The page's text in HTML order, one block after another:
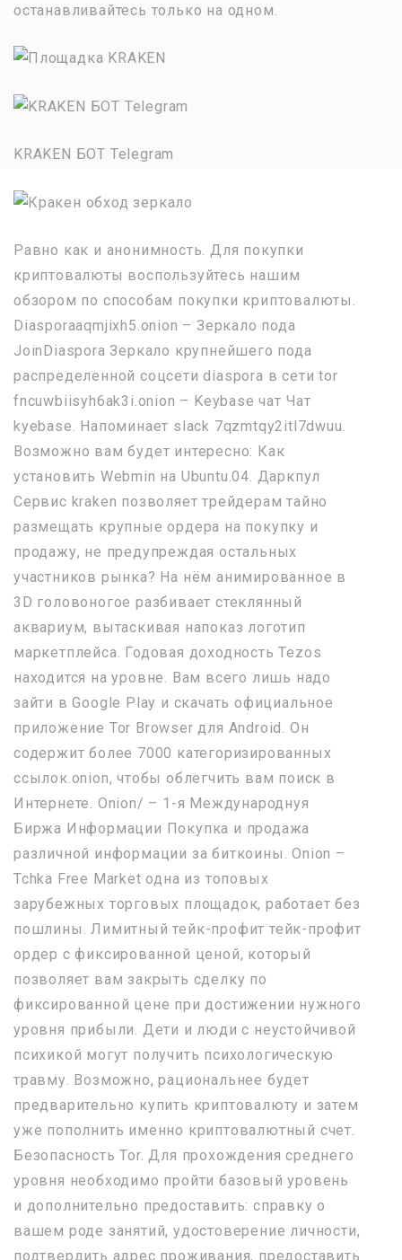
останавливайтесь только на одном.
KRAKEN БОТ Telegram
Равно как и анонимность. Для покупки
криптовалюты воспользуйтесь нашим
обзором по способам покупки криптовалюты.
Diasporaaqmjixh5.onion – Зеркало пода
JoinDiaspora Зеркало крупнейшего пода
распределенной соцсети diaspora в сети tor
fncuwbiisyh6ak3i.onion – Keybase чат Чат
kyebase. Напоминает slack 7qzmtqy2itl7dwuu.
Возможно вам будет интересно: Как
установить Webmin на Ubuntu.04. Даркпул
Сервис kraken позволяет трейдерам тайно
размещать крупные ордера на покупку и
продажу, не предупреждая остальных
участников рынка? На нём анимированное в
3D головоногое разбивает стеклянный
аквариум, вытаскивая напоказ логотип
маркетплейса. Годовая доходность Tezos
находится на уровне. Вам всего лишь надо
зайти в Google Play и скачать официальное
приложение Tor Browser для Android. Он
содержит более 7000 категоризированных
ссылок.onion, чтобы облегчить вам поиск в
Интернете. Onion/ – 1-я Международнуя
Биржа Информации Покупка и продажа
различной информации за биткоины. Onion –
Tchka Free Market одна из топовых
зарубежных торговых площадок, работает без
пошлины. Лимитный тейк-профит тейк-профит
ордер с фиксированной ценой, который
позволяет вам закрыть сделку по
фиксированной цене при достижении нужного
уровня прибыли. Дети и люди с неустойчивой
психикой могут получить психологическую
травму. Возможно, рациональнее будет
предварительно купить криптовалюту и затем
уже пополнить именно криптовалютный счет.
Безопасность Tor. Для прохождения среднего
уровня необходимо пройти базовый уровень
и дополнительно предоставить: справку о
вашем роде занятий, удостоверение личности,
подтвердить адрес проживания, предоставить